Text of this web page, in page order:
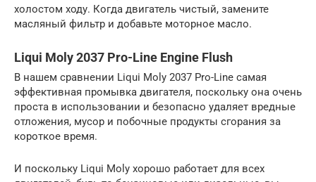
холостом ходу. Когда двигатель чистый, замените
масляный фильтр и добавьте моторное масло.
Liqui Moly 2037 Pro-Line Engine Flush
В нашем сравнении Liqui Moly 2037 Pro-Line самая
эффективная промывка двигателя, поскольку она очень
проста в использовании и безопасно удаляет вредные
отложения, мусор и побочные продукты сгорания за
короткое время.
И поскольку Liqui Moly хорошо работает для всех